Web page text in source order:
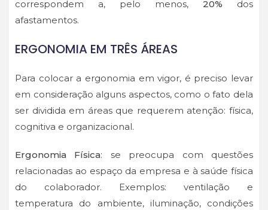
correspondem a, pelo menos, 20% dos
afastamentos.
ERGONOMIA EM TRÊS ÁREAS
Para colocar a ergonomia em vigor, é preciso levar
em consideração alguns aspectos, como o fato dela
ser dividida em áreas que requerem atenção: física,
cognitiva e organizacional.
Ergonomia Física: se preocupa com questões
relacionadas ao espaço da empresa e à saúde física
do colaborador. Exemplos: ventilação e
temperatura do ambiente, iluminação, condições